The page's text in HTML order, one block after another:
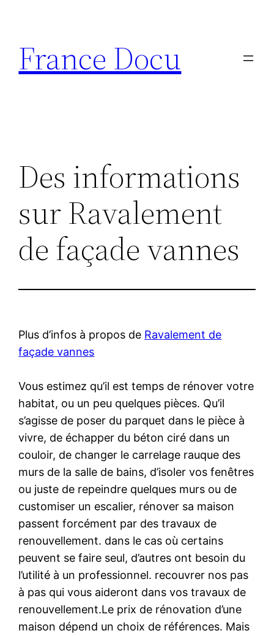
contenu
France Docu
Des informations
sur Ravalement
de façade vannes
Plus d’infos à propos de Ravalement de
façade vannes
Vous estimez qu’il est temps de rénover votre
habitat, ou un peu quelques pièces. Qu’il
s’agisse de poser du parquet dans le pièce à
vivre, de échapper du béton ciré dans un
couloir, de changer le carrelage rauque des
murs de la salle de bains, d’isoler vos fenêtres
ou juste de repeindre quelques murs ou de
customiser un escalier, rénover sa maison
passent forcément par des travaux de
renouvellement. dans le cas où certains
peuvent se faire seul, d’autres ont besoin du
l’utilité à un professionnel. recouvrer nos pas
à pas qui vous aideront dans vos travaux de
renouvellement.Le prix de rénovation d’une
maison dépend un choix de références. Mais